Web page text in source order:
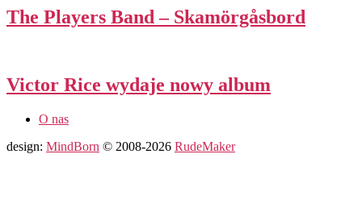
The Players Band – Skamörgåsbord
Victor Rice wydaje nowy album
O nas
design: MindBorn © 2008-2026 RudeMaker